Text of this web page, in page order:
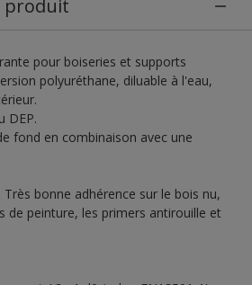
produit
pour boiseries et supports
polyuréthane, diluable à l'eau,
DEP.
fond en combinaison avec une
Très bonne adhérence sur le bois nu,
de peinture, les primers antirouille et